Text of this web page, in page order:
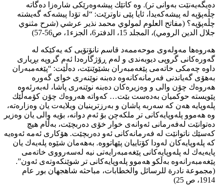
دەیگەیەنێت بەوانی تر). وە كاتێك پیشەوەرێكی شارەزا دەگاتە
چڵەپۆپە لە پیشەكەیدا، ئایا پێی ناوترێت: “لە تۆدا پیشەكە گەیشتە
چڵەپۆپە؟ (مفاتح العلوم لمولوي محمد نذیر عرشي (شرح مثنوي
جلال الدین الرومي)، المجلد 15، الدفتر6، الجزء1، ص56-57)
هەروەها مەولەوی موحەممەد قاسم نانۆتۆیی كە یەكێكە لە
گەورەكانی گروپی دیوبەندی و لەم ڕۆژگارەدا ئەم گروپە بڕیاری
داوە چەمكی خاتەمی پێغەمبەران بشێوێنێت، دەڵێت: “پێغەمبەران
بەهۆی گەیاندنی فەرمانەكانەوە دەبنە نوێنەری خوای گەورە
هەروەك چۆن والی و وەزیرەكان دەبنە نوێنەری پاشا، لەبەرئەوە
پێویستە حوكمیان بەدەست بێت… كەواتە هەروەك چۆن كۆمەڵێك
پلەوپایە هەن كە سەربە پاشان و بەرزترینیان ویلایەت یان وەزارەتە،
وە هەموو پلەوپایەكانی تر ملكەچن بۆ ئەم دوانە، بۆیە والی یان وەزیر
دەتوانێت لەفەرمانی ئەوانەی خوار خۆی دەربچێت، بەڵام هیچ
كەسێك ناتوانێت لە فەرمانەكانی ئەو دەربچێت. هۆكاری ئەمە ئەوەیە
كە پلەوپایەكان لەودا كۆتاییان پێهاتووە. بەهەمان شێوە پلەیەك یان
پایەیەك لە پلەوپایەكانی پێغەمبەرایەتی نیە لەسەرووی خاتەمی
پێغەمبەرانەوە بەڵكو هەموو پلەوپایەكانی تر شوێنكەوتەی ئەون”.
(مجموعة نادرة للرسائل والخطابات، مباحثە شاهجهان بور عام
1914، ص 25)